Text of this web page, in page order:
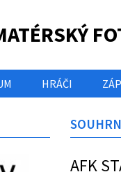
HRÁČI
AFK